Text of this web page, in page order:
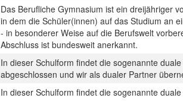
Das Berufliche Gymnasium ist ein dreijähriger
in dem die Schüler(innen) auf das Studium an
- in besonderer Weise auf die Berufswelt
Abschluss ist bundesweit anerkannt.
In dieser Schulform findet die sogenannte
abgeschlossen und wir als dualer Partner
In dieser Schulform findet die sogenannte